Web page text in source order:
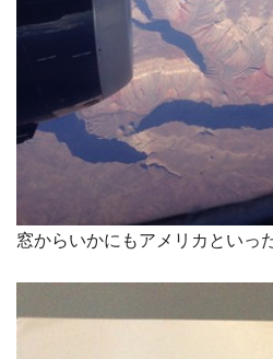
窓からいかにもアメリカといっ